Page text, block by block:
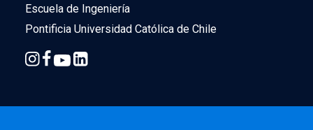
Escuela de Ingeniería
Pontificia Universidad Católica de Chile